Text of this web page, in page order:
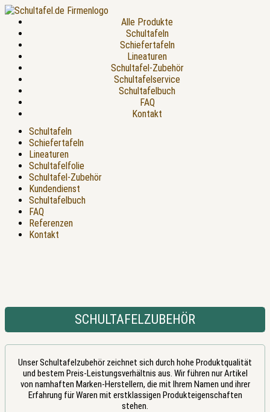
Alle Produkte
Schultafeln
Schiefertafeln
Lineaturen
Schultafel-Zubehör
Schultafelservice
Schultafelbuch
FAQ
Kontakt
Schultafeln
Schiefertafeln
Lineaturen
Schultafelfolie
Schultafel-Zubehör
Kundendienst
Schultafelbuch
FAQ
Referenzen
Kontakt
SCHULTAFELZUBEHÖR
Unser Schultafelzubehör zeichnet sich durch hohe Produktqualität
und bestem Preis-Leistungsverhältnis aus. Wir führen nur Artikel
von namhaften Marken-Herstellern, die mit Ihrem Namen und ihrer
Erfahrung für Waren mit erstklassigen Produkteigenschaften
stehen.